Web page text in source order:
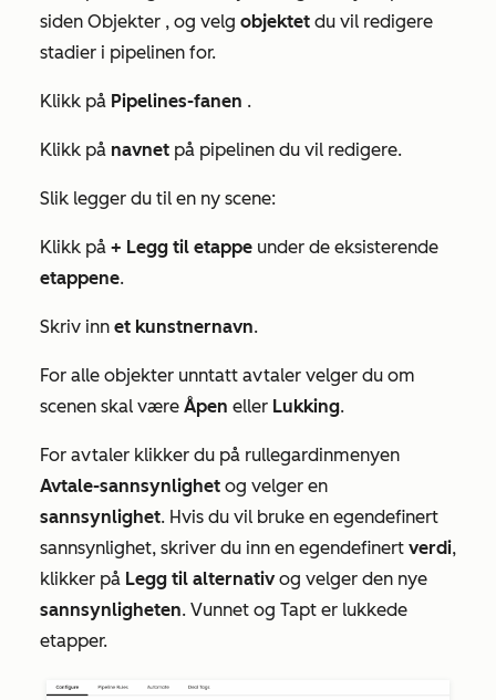
siden Objekter , og velg objektet du vil redigere
stadier i pipelinen for.
Klikk på Pipelines-fanen .
Klikk på navnet på pipelinen du vil redigere.
Slik legger du til en ny scene:
Klikk på + Legg til etappe under de eksisterende
etappene.
Skriv inn et kunstnernavn.
For alle objekter unntatt avtaler velger du om
scenen skal være Åpen eller Lukking.
For avtaler klikker du på rullegardinmenyen
Avtale-sannsynlighet og velger en
sannsynlighet. Hvis du vil bruke en egendefinert
sannsynlighet, skriver du inn en egendefinert verdi,
klikker på Legg til alternativog velger den nye
sannsynligheten. Vunnet og Tapt er lukkede
etapper.